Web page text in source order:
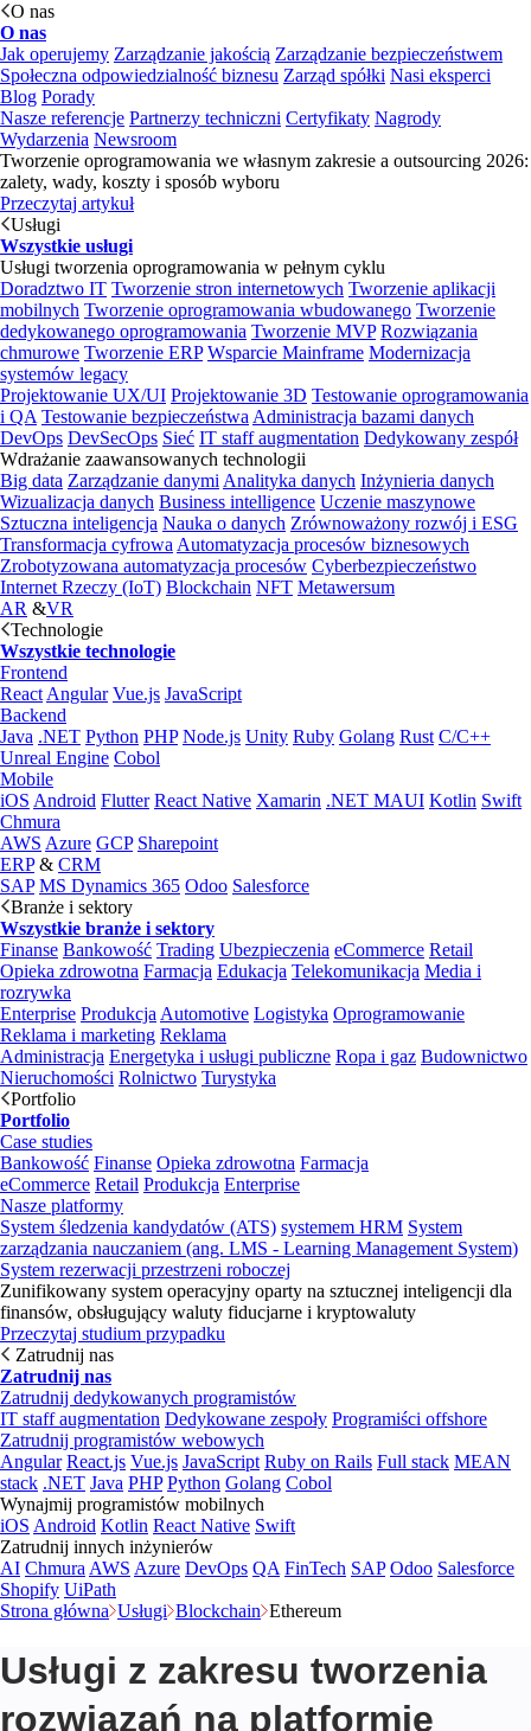
O nas
O nas
Jak operujemy Zarządzanie jakością Zarządzanie bezpieczeństwem
Społeczna odpowiedzialność biznesu Zarząd spółki Nasi eksperci
Blog Porady
Nasze referencje Partnerzy techniczni Certyfikaty Nagrody
Wydarzenia Newsroom
Tworzenie oprogramowania we własnym zakresie a outsourcing 2026:
zalety, wady, koszty i sposób wyboru
Przeczytaj artykuł
Usługi
Wszystkie usługi
Usługi tworzenia oprogramowania w pełnym cyklu
Doradztwo IT Tworzenie stron internetowych Tworzenie aplikacji
mobilnych Tworzenie oprogramowania wbudowanego Tworzenie
dedykowanego oprogramowania Tworzenie MVP Rozwiązania
chmurowe Tworzenie ERP Wsparcie Mainframe Modernizacja
systemów legacy
Projektowanie UX/UI Projektowanie 3D Testowanie oprogramowania
i QA Testowanie bezpieczeństwa Administracja bazami danych
DevOps DevSecOps Sieć IT staff augmentation Dedykowany zespół
Wdrażanie zaawansowanych technologii
Big data Zarządzanie danymi Analityka danych Inżynieria danych
Wizualizacja danych Business intelligence Uczenie maszynowe
Sztuczna inteligencja Nauka o danych Zrównoważony rozwój i ESG
Transformacja cyfrowa Automatyzacja procesów biznesowych
Zrobotyzowana automatyzacja procesów Cyberbezpieczeństwo
Internet Rzeczy (IoT) Blockchain NFT Metawersum
AR &VR
Technologie
Wszystkie technologie
Frontend
React Angular Vue.js JavaScript
Backend
Java .NET Python PHP Node.js Unity Ruby Golang Rust C/C++
Unreal Engine Cobol
Mobile
iOS Android Flutter React Native Xamarin .NET MAUI Kotlin Swift
Chmura
AWS Azure GCP Sharepoint
ERP& CRM
SAP MS Dynamics 365 Odoo Salesforce
Branże i sektory
Wszystkie branże i sektory
Finanse Bankowość Trading Ubezpieczenia eCommerce Retail
Opieka zdrowotna Farmacja Edukacja Telekomunikacja Media i
rozrywka
Enterprise Produkcja Automotive Logistyka Oprogramowanie
Reklama i marketing Reklama
Administracja Energetyka i usługi publiczne Ropa i gaz Budownictwo
Nieruchomości Rolnictwo Turystyka
Portfolio
Portfolio
Case studies
Bankowość Finanse Opieka zdrowotna Farmacja
eCommerce Retail Produkcja Enterprise
Nasze platformy
System śledzenia kandydatów (ATS) systemem HRM System
zarządzania nauczaniem (ang. LMS - Learning Management System)
System rezerwacji przestrzeni roboczej
Zunifikowany system operacyjny oparty na sztucznej inteligencji dla
finansów, obsługujący waluty fiducjarne i kryptowaluty
Przeczytaj studium przypadku
Zatrudnij nas
Zatrudnij nas
Zatrudnij dedykowanych programistów
IT staff augmentation Dedykowane zespoły Programiści offshore
Zatrudnij programistów webowych
Angular React.js Vue.js JavaScript Ruby on Rails Full stack MEAN
stack .NET Java PHP Python Golang Cobol
Wynajmij programistów mobilnych
iOS Android Kotlin React Native Swift
Zatrudnij innych inżynierów
AI Chmura AWS Azure DevOps QA FinTech SAP Odoo Salesforce
Shopify UiPath
Strona główna Usługi Blockchain Ethereum
Usługi z zakresu tworzenia
rozwiązań na platformie